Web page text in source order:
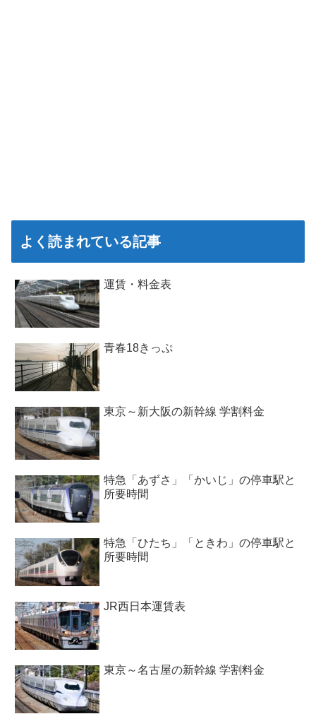
よく読まれている記事
運賃・料金表
青春18きっぷ
東京～新大阪の新幹線 学割料金
特急「あずさ」「かいじ」の停車駅と
所要時間
特急「ひたち」「ときわ」の停車駅と
所要時間
JR西日本運賃表
東京～名古屋の新幹線 学割料金